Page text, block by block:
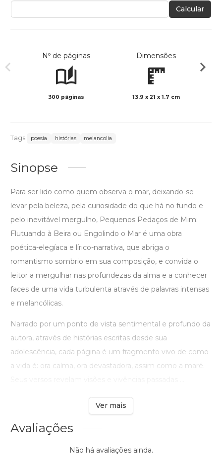
Calcular
Nº de páginas
300 páginas
Dimensões
13.9 x 21 x 1.7 cm
Tags: poesia histórias melancolia
Sinopse
Para ser lido como quem observa o mar, deixando-se
levar pela beleza, pela curiosidade do que há no fundo e
pelo inevitável mergulho, Pequenos Pedaços de Mim:
Flutuando à Beira ou Engolindo o Mar é uma obra
poética-elegíaca e lírico-narrativa, que abriga o
romantismo sombrio em sua composição, e convida o
leitor a mergulhar nas profundezas da alma e a conhecer
faces de uma vida turbulenta através de palavras intensas
e melancólicas.
Narrado por um ponto de vista sentimental e profundo da
autora, através de histórias escritas desde sua
adolescência, cada página é um fragmento vivo de como
a vida é: ora calma, ora devastadora, assim como a maré.
Ver mais
Avaliações
Não há avaliações ainda.